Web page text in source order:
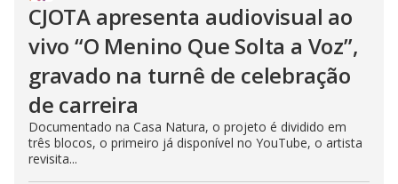
CJOTA apresenta audiovisual ao
vivo “O Menino Que Solta a Voz”,
gravado na turnê de celebração
de carreira
Documentado na Casa Natura, o projeto é dividido em
três blocos, o primeiro já disponível no YouTube, o artista
revisita...